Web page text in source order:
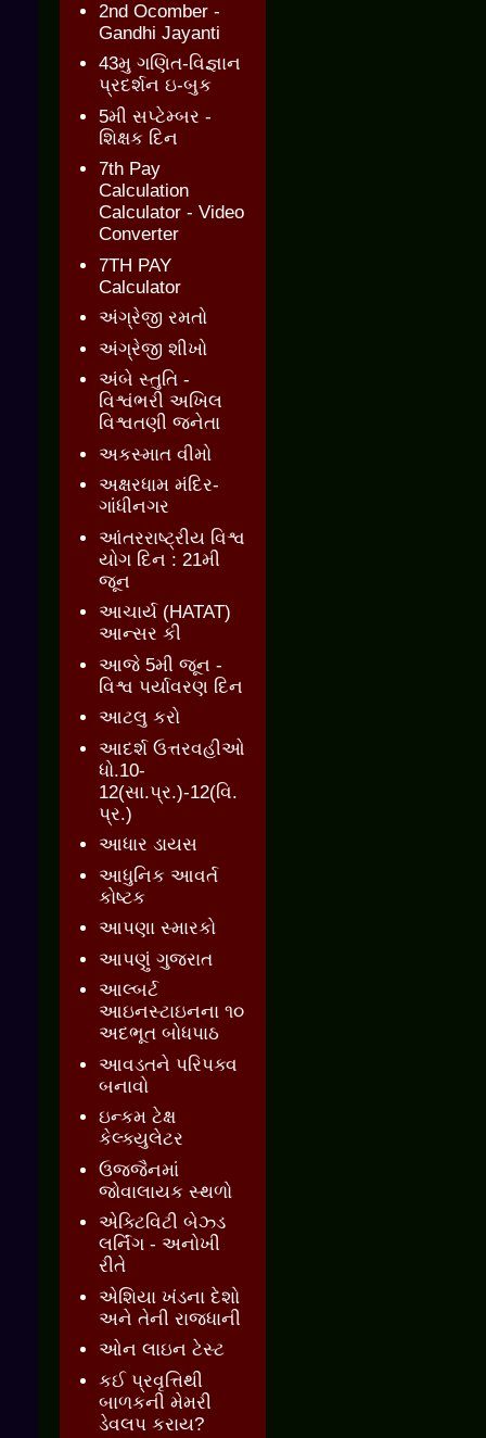
2nd Ocomber -
Gandhi Jayanti
43મુ ગણિત-વિજ્ઞાન
પ્રદર્શન ઇ-બુક
5મી સપ્ટેમ્બર -
શિક્ષક દિન
7th Pay
Calculation
Calculator - Video
Converter
7TH PAY
Calculator
અંગ્રેજી રમતો
અંગ્રેજી શીખો
અંબે સ્તુતિ -
વિશ્વંભરી અખિલ
વિશ્વતણી જનેતા
અકસ્માત વીમો
અક્ષરધામ મંદિર-
ગાંધીનગર
આંતરરાષ્ટ્રીય વિશ્વ
યોગ દિન : 21મી
જૂન
આચાર્ય (HATAT)
આન્સર કી
આજે 5મી જૂન -
વિશ્વ પર્યાવરણ દિન
આટલુ કરો
આદર્શ ઉત્તરવહીઓ
ધો.10-
12(સા.પ્ર.)-12(વિ.
પ્ર.)
આધાર ડાયસ
આધુનિક આવર્ત
કોષ્ટક
આપણા સ્મારકો
આપણું ગુજરાત
આલ્બર્ટ
આઇનસ્ટાઇનના ૧૦
અદભૂત બોધપાઠ
આવડતને પરિપક્વ
બનાવો
ઇન્કમ ટેક્ષ
કેલ્ક્યુલેટર
ઉજ્જૈનમાં
જોવાલાયક સ્થળો
એક્ટિવિટી બેઝ્ડ
લર્નિંગ - અનોખી
રીતે
એશિયા ખંડના દેશો
અને તેની રાજધાની
ઓન લાઇન ટેસ્ટ
કઈ પ્રવૃત્તિથી
બાળકની મેમરી
ડેવલપ કરાય?